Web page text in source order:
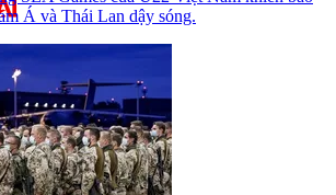
Á và Thái Lan dậy sóng.